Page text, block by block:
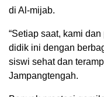
di Al-mijab.
“Setiap saat, kami
didik ini dengan
siswi sehat dan
Jampangtengah.